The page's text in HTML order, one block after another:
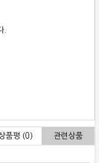
.
품평 (0) 관련상품